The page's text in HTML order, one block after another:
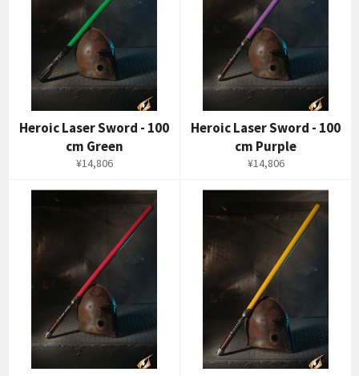
Heroic Laser Sword - 100
cm Green
通
価
¥14,806
Heroic Laser Sword - 100
cm Purple
通
価
¥14,806